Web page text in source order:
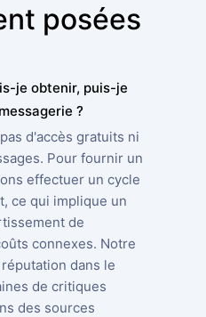
posées
je obtenir, puis-je
?
d'accès gratuits ni
Pour fournir un
effectuer un cycle
ce qui implique un
de
connexes. Notre
dans le
de critiques
des sources